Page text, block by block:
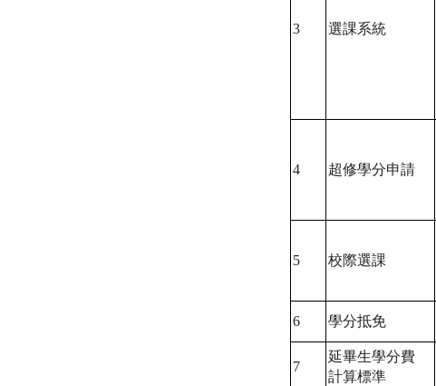
3 選課系統
4 超修學分申請
5 校際選課
6
學分抵免
7
延畢生學分費
計算標準